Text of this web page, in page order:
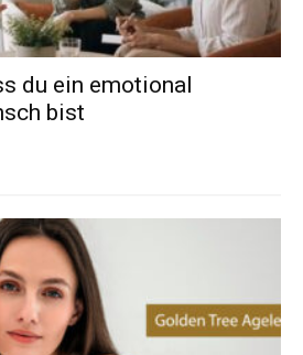
du ein emotional
bist